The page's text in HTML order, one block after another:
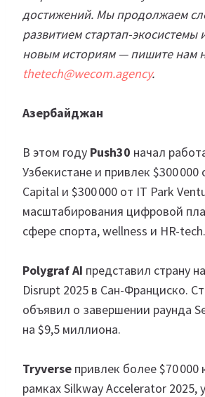
достижений. Мы продолжаем
развитием стартап-экосистемы
новым историям — пишите нам
thetech@wecom.agency.
Азербайджан
В этом году Push30 начал
Узбекистане и привлек $300 000
Capital и $300 000 от IT Park
масштабирования цифровой
сфере спорта, wellness и HR-tech.
Polygraf AI представил страну
Disrupt 2025 в Сан-Франциско.
объявил о завершении раунда
на $9,5 миллиона.
Tryverse привлек более $70 000
рамках Silkway Accelerator 2025,